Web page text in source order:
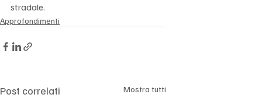
stradale.
Approfondimenti
Post correlati Mostra tutti